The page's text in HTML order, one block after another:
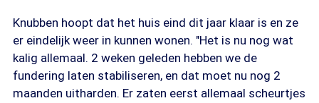
Knubben hoopt dat het huis eind dit jaar klaar is en ze
er eindelijk weer in kunnen wonen. "Het is nu nog wat
kalig allemaal. 2 weken geleden hebben we de
fundering laten stabiliseren, en dat moet nu nog 2
maanden uitharden. Er zaten eerst allemaal scheurtjes